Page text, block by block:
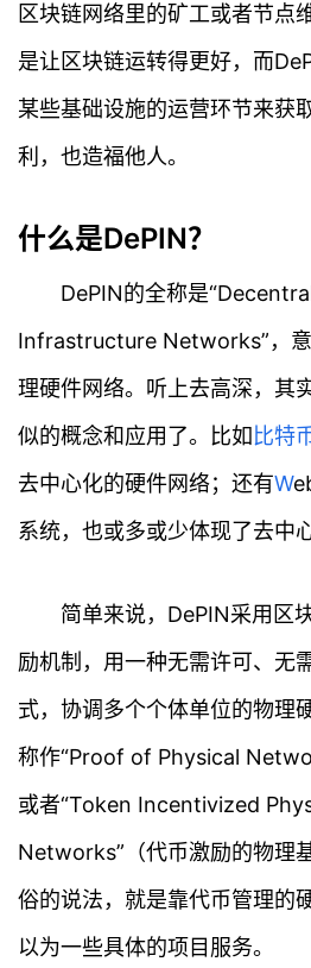
区块链网络里的矿工或者节
是让区块链运转得更好，而
某些基础设施的运营环节来获
利，也造福他人。
什么是DePIN？
DePIN的全称是
Infrastructure Networks”，
理硬件网络。听上去高深，其
似的概念和应用了。比如比特
去中心化的硬件网络；还有W
系统，也或多或少体现了去中
简单来说，DePIN采用区
励机制，用一种无需许可、无
式，协调多个个体单位的物理
称作“Proof of Physical
或者“Token Incentivized
Networks”（代币激励的物理
俗的说法，就是靠代币管理的
以为一些具体的项目服务。